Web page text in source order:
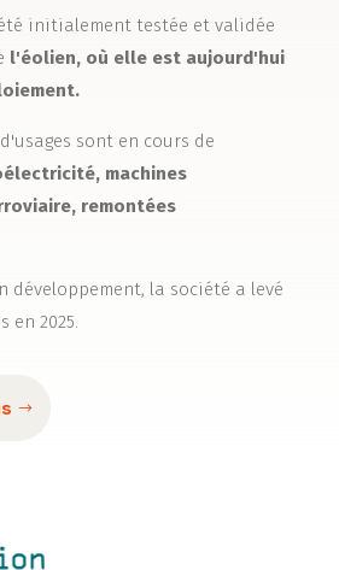
initialement testée et validée
l'éolien, où elle est aujourd'hui
sont en cours de
machines
remontées
développement, la société a levé
en 2025.